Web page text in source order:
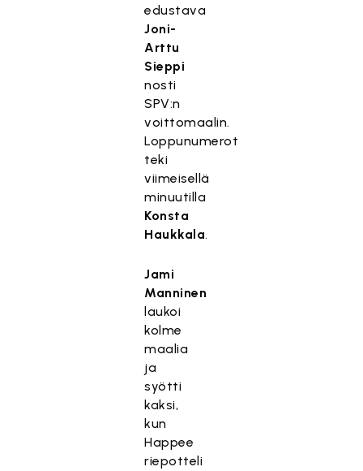
edustava
Joni-
Arttu
Sieppi
nosti
SPV:n
voittomaalin.
Loppunumerot
teki
viimeisellä
minuutilla
Konsta
Haukkala.
Jami
Manninen
laukoi
kolme
maalia
ja
syötti
kaksi,
kun
Happee
riepotteli